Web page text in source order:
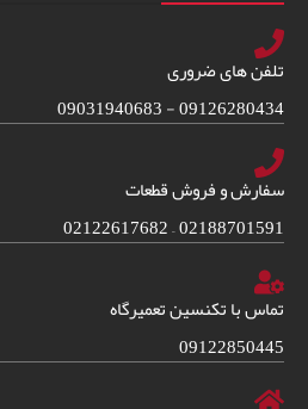
تلفن های ضروری
09126280434 - 09031940683
سفارش و فروش قطعات
02188701591 – 02122617682
تماس با تکنسین تعمیرگاه
09122850445